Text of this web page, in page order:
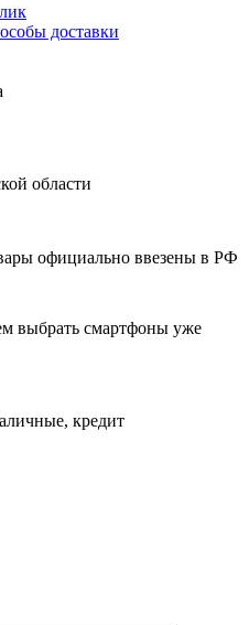
доставки
области
официально ввезены в РФ
выбрать смартфоны уже
кредит